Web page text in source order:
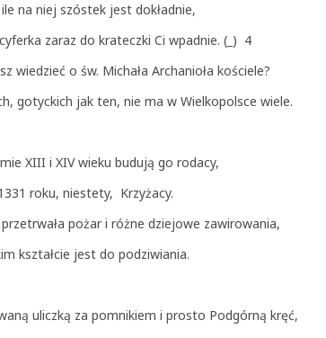
na niej szóstek jest dokładnie,
zaraz do krateczki Ci wpadnie. (_) 4
wiedzieć o św. Michała Archanioła kościele?
gotyckich jak ten, nie ma w Wielkopolsce wiele.
XIII i XIV wieku budują go rodacy,
roku, niestety, Krzyżacy.
pożar i różne dziejowe zawirowania,
kształcie jest do podziwiania.
uliczką za pomnikiem i prosto Podgórną kręć,